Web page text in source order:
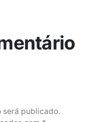
será publicado.